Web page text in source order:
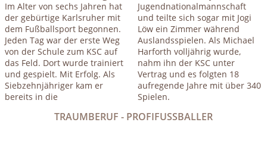
Im Alter von sechs Jahren hat
der gebürtige Karlsruher mit
dem Fußballsport begonnen.
Jeden Tag war der erste Weg
von der Schule zum KSC auf
das Feld. Dort wurde trainiert
und gespielt. Mit Erfolg. Als
Siebzehnjähriger kam er
bereits in die
Jugendnationalmannschaft
und teilte sich sogar mit Jogi
Löw ein Zimmer während
Auslandsspielen. Als Michael
Harforth volljährig wurde,
nahm ihn der KSC unter
Vertrag und es folgten 18
aufregende Jahre mit über 340
Spielen.
TRAUMBERUF - PROFIFUSSBALLER